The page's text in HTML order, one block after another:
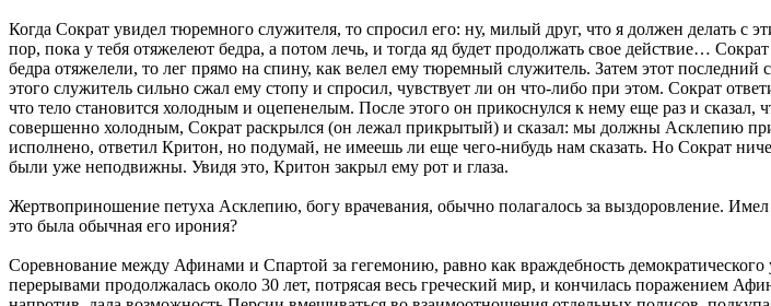
Когда Сократ увидел тюремного служителя, то спросил его: ну, милый друг, что я должен делать с
пор, пока у тебя отяжелеют бедра, а потом лечь, и тогда яд будет продолжать свое действие…
бедра отяжелели, то лег прямо на спину, как велел ему тюремный служитель. Затем этот
этого служитель сильно сжал ему стопу и спросил, чувствует ли он что-либо при этом. Сократ
что тело становится холодным и оцепенелым. После этого он прикоснулся к нему еще раз и сказал,
совершенно холодным, Сократ раскрылся (он лежал прикрытый) и сказал: мы должны Асклепию
исполнено, ответил Критон, но подумай, не имеешь ли еще чего-нибудь нам сказать. Но Сократ
были уже неподвижны. Увидя это, Критон закрыл ему рот и глаза.
Жертвоприношение петуха Асклепию, богу врачевания, обычно полагалось за выздоровление.
это была обычная его ирония?
Соревнование между Афинами и Спартой за гегемонию, равно как враждебность
перерывами продолжалась около 30 лет, потрясая весь греческий мир, и кончилась поражением